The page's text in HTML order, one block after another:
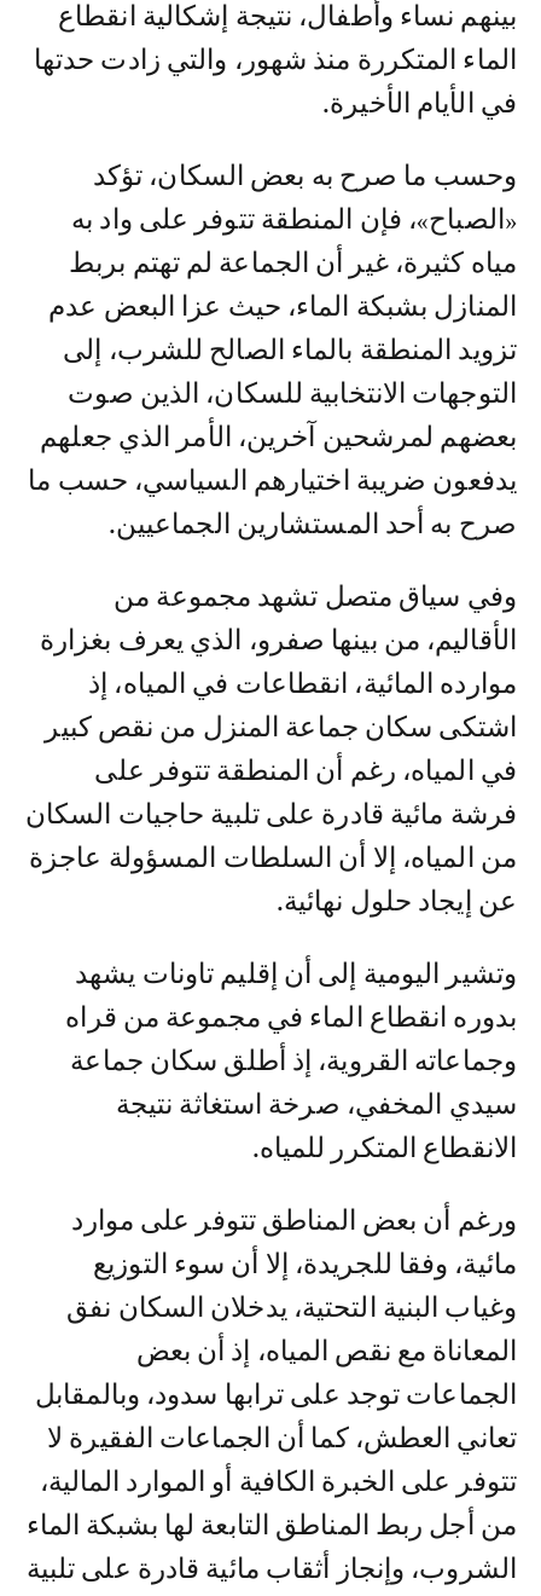
بينهم نساء وأطفال، نتيجة إشكالية انقطاع
الماء المتكررة منذ شهور، والتي زادت حدتها
في الأيام الأخيرة.
وحسب ما صرح به بعض السكان، تؤكد
«الصباح»، فإن المنطقة تتوفر على واد به
مياه كثيرة، غير أن الجماعة لم تهتم بربط
المنازل بشبكة الماء، حيث عزا البعض عدم
تزويد المنطقة بالماء الصالح للشرب، إلى
التوجهات الانتخابية للسكان، الذين صوت
بعضهم لمرشحين آخرين، الأمر الذي جعلهم
يدفعون ضريبة اختيارهم السياسي، حسب ما
صرح به أحد المستشارين الجماعيين.
وفي سياق متصل تشهد مجموعة من
الأقاليم، من بينها صفرو، الذي يعرف بغزارة
موارده المائية، انقطاعات في المياه، إذ
اشتكى سكان جماعة المنزل من نقص كبير
في المياه، رغم أن المنطقة تتوفر على
فرشة مائية قادرة على تلبية حاجيات السكان
من المياه، إلا أن السلطات المسؤولة عاجزة
عن إيجاد حلول نهائية.
وتشير اليومية إلى أن إقليم تاونات يشهد
بدوره انقطاع الماء في مجموعة من قراه
وجماعاته القروية، إذ أطلق سكان جماعة
سيدي المخفي، صرخة استغاثة نتيجة
الانقطاع المتكرر للمياه.
ورغم أن بعض المناطق تتوفر على موارد
مائية، وفقا للجريدة، إلا أن سوء التوزيع
وغياب البنية التحتية، يدخلان السكان نفق
المعاناة مع نقص المياه، إذ أن بعض
الجماعات توجد على ترابها سدود، وبالمقابل
تعاني العطش، كما أن الجماعات الفقيرة لا
تتوفر على الخبرة الكافية أو الموارد المالية،
من أجل ربط المناطق التابعة لها بشبكة الماء
الشروب، وإنجاز أثقاب مائية قادرة على تلبية